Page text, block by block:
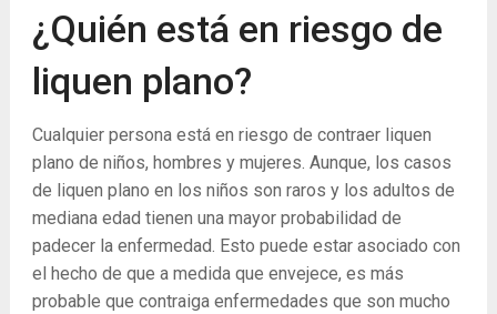
¿Quién está en riesgo de
liquen plano?
Cualquier persona está en riesgo de contraer liquen
plano de niños, hombres y mujeres. Aunque, los casos
de liquen plano en los niños son raros y los adultos de
mediana edad tienen una mayor probabilidad de
padecer la enfermedad. Esto puede estar asociado con
el hecho de que a medida que envejece, es más
probable que contraiga enfermedades que son mucho